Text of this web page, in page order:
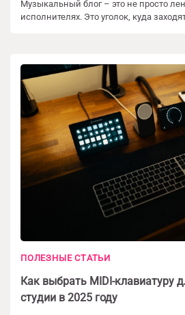
Музыкальный блог – это не просто
исполнителях. Это уголок, куда
ПОЛЕЗНЫЕ СТАТЬИ
Как выбрать MIDI-клавиатуру
студии в 2025 году